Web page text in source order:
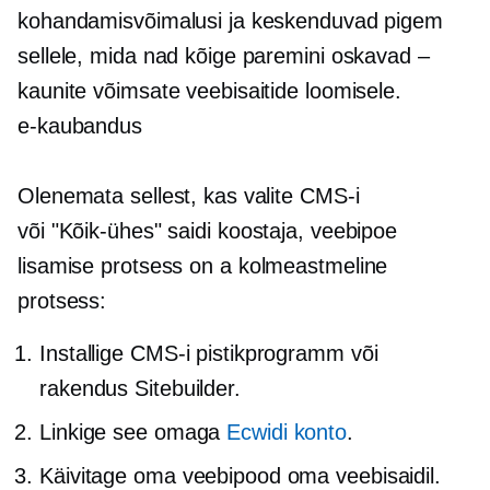
kohandamisvõimalusi ja keskenduvad pigem
sellele, mida nad kõige paremini oskavad –
kaunite võimsate veebisaitide loomisele.
e-kaubandus
Olenemata sellest, kas valite CMS-i
või "Kõik-ühes"saidi koostaja, veebipoe
lisamise protsess on a kolmeastmeline
protsess:
Installige CMS-i pistikprogramm või
rakendus Sitebuilder.
Linkige see omaga Ecwidi konto.
Käivitage oma veebipood oma veebisaidil.